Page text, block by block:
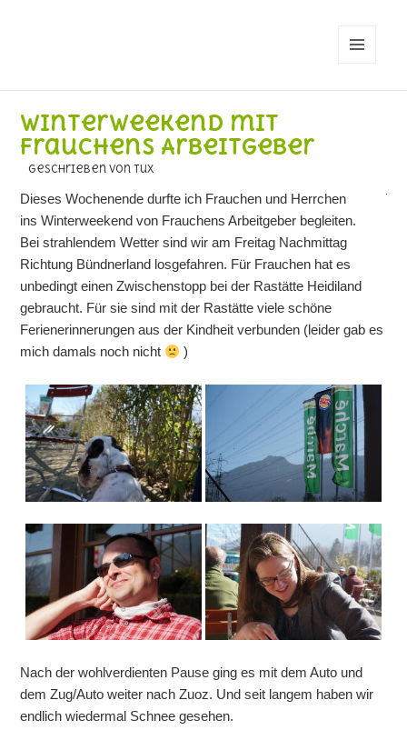
Winterweekend mit
Frauchens Arbeitgeber
geschrieben von Tux
Dieses Wochenende durfte ich Frauchen und Herrchen
ins Winterweekend von Frauchens Arbeitgeber begleiten.
Bei strahlendem Wetter sind wir am Freitag Nachmittag
Richtung Bündnerland losgefahren. Für Frauchen hat es
unbedingt einen Zwischenstopp bei der Rastätte Heidiland
gebraucht. Für sie sind mit der Rastätte viele schöne
Ferienerinnerungen aus der Kindheit verbunden (leider gab es
mich damals noch nicht
)
Nach der wohlverdienten Pause ging es mit dem Auto und
dem Zug/Auto weiter nach Zuoz. Und seit langem haben wir
endlich wiedermal Schnee gesehen.